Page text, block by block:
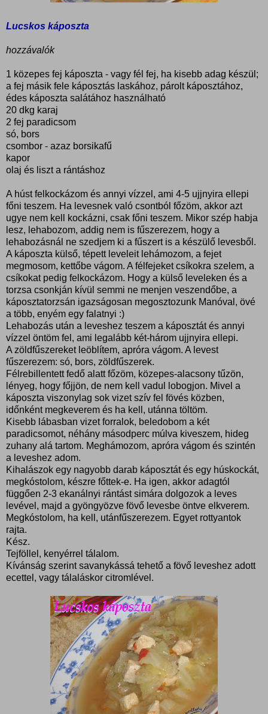
Lucskos káposzta
hozzávalók
1 közepes fej káposzta - vagy fél fej, ha kisebb adag készül;
a fej másik fele káposztás laskához, párolt káposztához,
édes káposzta salátához használható
20 dkg karaj
2 fej paradicsom
só, bors
csombor - azaz borsikafű
kapor
olaj és liszt a rántáshoz
A húst felkockázom és annyi vízzel, ami 4-5 ujjnyira ellepi
főni teszem. Ha levesnek való csontból főzöm, akkor azt
ugye nem kell kockázni, csak főni teszem. Mikor szép habja
lesz, lehabozom, addig nem is fűszerezem, hogy a
lehabozásnál ne szedjem ki a fűszert is a készülő levesből.
A káposzta külső, tépett leveleit lehámozom, a fejet
megmosom, kettőbe vágom. A félfejeket csíkokra szelem, a
csíkokat pedig felkockázom. Hogy a külső leveleken és a
torzsa csonkján kívül semmi ne menjen veszendőbe, a
káposztatorzsán igazságosan megosztozunk Manóval, övé
a több, enyém egy falatnyi :)
Lehabozás után a leveshez teszem a káposztát és annyi
vízzel öntöm fel, ami legalább két-három ujjnyira ellepi.
A zöldfűszereket leöblítem, apróra vágom. A levest
fűszerezem: só, bors, zöldfűszerek.
Félrebillentett fedő alatt főzöm, közepes-alacsony tűzön,
lényeg, hogy főjjön, de nem kell vadul lobogjon. Mivel a
káposzta viszonylag sok vizet szív fel fövés közben,
időnként megkeverem és ha kell, utánna töltöm.
Kisebb lábasban vizet forralok, beledobom a két
paradicsomot, néhány másodperc múlva kiveszem, hideg
zuhany alá tartom. Meghámozom, apróra vágom és szintén
a leveshez adom.
Kihalászok egy nagyobb darab káposztát és egy húskockát,
megkóstolom, készre főttek-e. Ha igen, akkor adagtól
függően 2-3 ekanálnyi rántást simára dolgozok a leves
levével, majd a gyöngyözve fövő levesbe öntve elkverem.
Megkóstolom, ha kell, utánfűszerezem. Egyet rottyantok
rajta.
Kész.
Tejföllel, kenyérrel tálalom.
Kívánság szerint savanykássá tehető a fövő leveshez adott
ecettel, vagy tálaláskor citromlével.